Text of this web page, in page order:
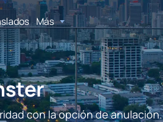
Más
con la opción de anulación.